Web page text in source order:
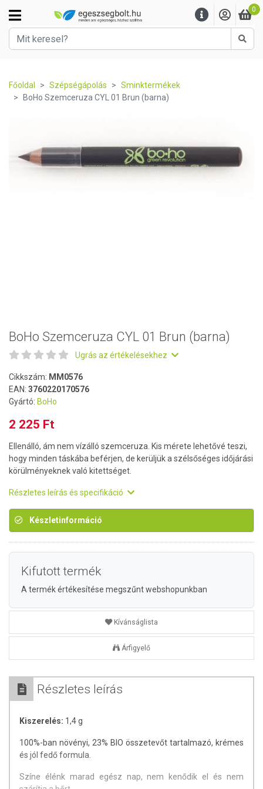
0
Főoldal Szépségápolás
Sminktermékek
BoHo Szemceruza CYL 01 Brun (barna)
BoHo Szemceruza CYL 01 Brun (barna)
Ugrás az értékelésekhez
Cikkszám: MM0576
EAN: 3760220170576
Gyártó: BoHo
2 225 Ft
Ellenálló, ám nem vízálló szemceruza. Kis mérete lehetővé teszi,
hogy minden táskába beférjen, de kerüljük a szélsőséges időjárási
körülményeknek való kitettséget.
Részletes leírás és specifikáció
Készletinformáció
Kifutott termék
A termék értékesítése megszűnt webshopunkban
Kívánságlista
Árfigyelő
Részletes leírás
Kiszerelés: 1,4 g
100%-ban növényi, 23% BIO összetevőt tartalmazó, krémes
és jól fedő formula.
Színe élénk marad egész nap, nem kenődik el és nem